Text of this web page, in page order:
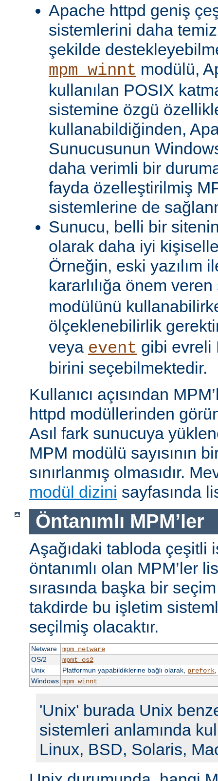
Apache httpd geniş
sistemlerini daha
şekilde
mpm_winnt modülü,
kullanılan POSIX
sistemine özgü
kullanabildiğinden,
Sunucusunun
daha verimli bir
fayda özelleştirilmiş
sistemlerine de
Sunucu, belli bir
olarak daha iyi
Örneğin, eski yazılım
kararlılığa önem
modülünü
ölçeklenebilirlik
veya event gibi evreli
birini seçebilmektedir.
Kullanıcı açısından
httpd modüllerinden
Asıl fark sunucuya
MPM modülü sayısının
sınırlanmış olmasıdır.
modül dizini sayfasında
Öntanımlı MPM’ler
Aşağıdaki tabloda çeşitli
öntanımlı olan MPM’ler
sırasında başka bir seçim
takdirde bu işletim
seçilmiş olacaktır.
Netware
mpm_netware
OS/2
mpmt_os2
Unix
Platformun yapabildiklerine bağlı olarak, prefork,
Windows mpm_winnt
'Unix' burada Unix
sistemleri anlamında
Linux, BSD, Solaris,